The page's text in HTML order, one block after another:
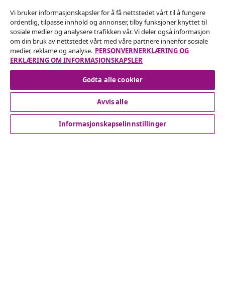
Angre på kontrakten
Send inn en angrerett for bestillingen din.
Angre på kontrakten
Kundeservice
Vi bruker informasjonskapsler for å få nettstedet vårt til å fungere
ordentlig, tilpasse innhold og annonser, tilby funksjoner knyttet til
sosiale medier og analysere trafikken vår. Vi deler også informasjon
om din bruk av nettstedet vårt med våre partnere innenfor sosiale
medier, reklame og analyse. PERSONVERNERKLÆRING OG
ERKLÆRING OM INFORMASJONSKAPSLER
Godta alle cookier
Avvis alle
Informasjonskapselinnstillinger